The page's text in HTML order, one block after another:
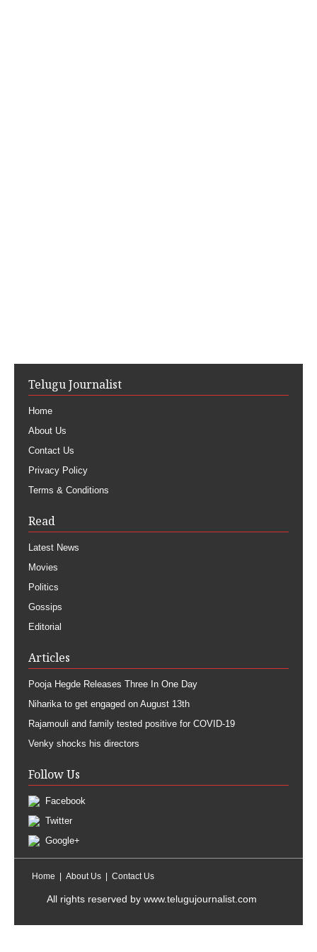
Telugu Journalist
Home
About Us
Contact Us
Privacy Policy
Terms & Conditions
Read
Latest News
Movies
Politics
Gossips
Editorial
Articles
Pooja Hegde Releases Three In One Day
Niharika to get engaged on August 13th
Rajamouli and family tested positive for COVID-19
Venky shocks his directors
Follow Us
Facebook
Twitter
Google+
Home About Us Contact Us
All rights reserved by www.telugujournalist.com